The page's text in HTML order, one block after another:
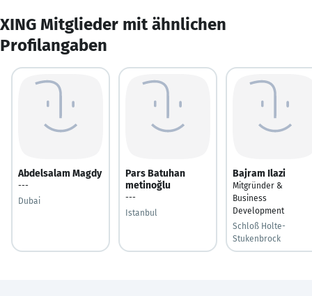
XING Mitglieder mit ähnlichen
Profilangaben
Abdelsalam Magdy
---
Dubai
Pars Batuhan
metinoğlu
---
Istanbul
Bajram Ilazi
Mitgründer &
Business
Development
Schloß Holte-
Stukenbrock